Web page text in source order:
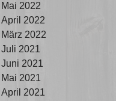
Mai 2022
April 2022
März 2022
Juli 2021
Juni 2021
Mai 2021
April 2021